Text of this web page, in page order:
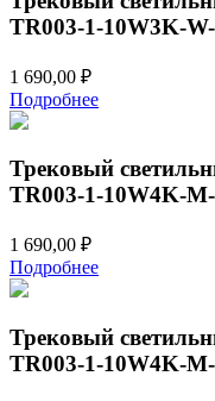
TR003-1-10W3K-
1 690,00 ₽
Подробнее
Трековый
TR003-1-10W4K-
1 690,00 ₽
Подробнее
Трековый
TR003-1-10W4K-